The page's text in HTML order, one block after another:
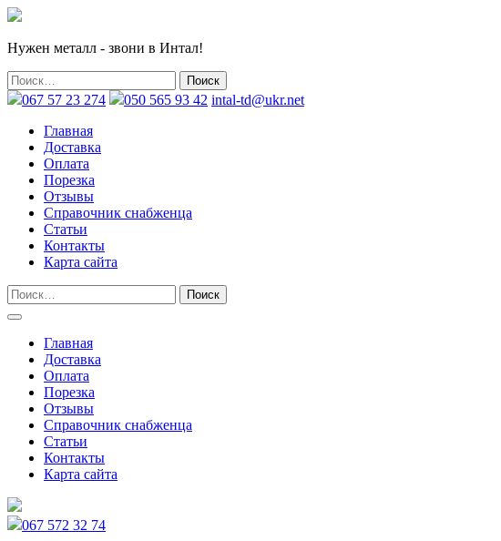
Нужен металл - звони в Интал!
067 57 23 274 050 565 93 42 intal-td@ukr.net
Главная
Доставка
Оплата
Порезка
Отзывы
Справочник снабженца
Статьи
Контакты
Карта сайта
Главная
Доставка
Оплата
Порезка
Отзывы
Справочник снабженца
Статьи
Контакты
Карта сайта
067 572 32 74